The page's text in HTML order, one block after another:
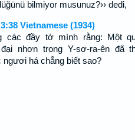
bilmiyor musunuz?›› dedi,
Vietnamese (1934)
các đầy tớ mình rằng: Một
nhơn trong Y-sơ-ra-ên đã
ngươi há chẳng biết sao?